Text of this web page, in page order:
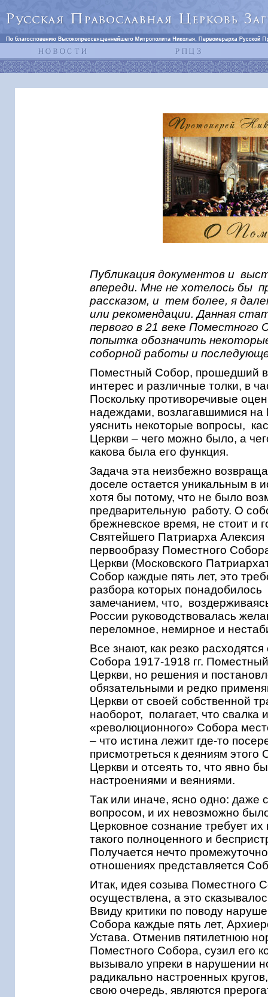
Публикация документов и
впереди. Мне не хотелось бы
рассказом, и тем более, я
или рекомендации. Данная
первого в 21 веке Поместного
попытка обозначить
соборной работы и
Поместный Собор, прошедший
интерес и различные толки, в
Поскольку противоречивые
надеждами, возлагавшимися
уяснить некоторые вопросы,
Церкви – чего можно было, а
какова была его функция.
Задача эта неизбежно
доселе остается уникальным в
хотя бы потому, что не было
предварительную работу. О
брежневское время, не стоит и
Святейшего Патриарха Алексия
первообразу Поместного
Церкви (Московского
Собор каждые пять лет, это
разбора которых
замечанием, что,
России руководствовалась
переломное, немирное и
Все знают, как резко
Собора 1917-1918 гг.
Церкви, но решения и
обязательными и редко
Церкви от своей собственной
наоборот, полагает, что
«революционного» Собора
– что истина лежит где-то
присмотреться к деяниям
Церкви и отсеять то, что явно
настроениями и веяниями.
Так или иначе, ясно одно:
вопросом, и их невозможно
Церковное сознание требует
такого полноценного и
Получается нечто
отношениях представляется
Итак, идея созыва Поместного
осуществлена, а это
Ввиду критики по поводу
Собора каждые пять лет,
Устава. Отменив пятилетнюю
Поместного Собора, сузил его
вызывало упреки в нарушении
радикально настроенных
свою очередь, являются